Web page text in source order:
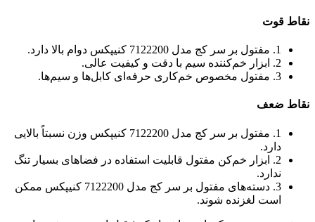
نقاط قوت
1. مفتول بر سر کج مدل 7122200 کنیپکس دوام بالا دارد.
2. ابزار خم‌کننده سیم با دقت و کیفیت عالی.
3. مفتول مخصوص خم‌کاری حرفه‌ای کابل‌ها و سیم‌ها.
نقاط ضعف
1. مفتول بر سر کج مدل 7122200 کنیپکس وزن نسبتاً بالایی
دارد.
2. ابزار خم‌کن مفتول قابلیت استفاده در فضاهای بسیار تنگ
ندارد.
3. دسته‌های مفتول بر سر کج مدل 7122200 کنیپکس ممکن
است لغزنده شوند.